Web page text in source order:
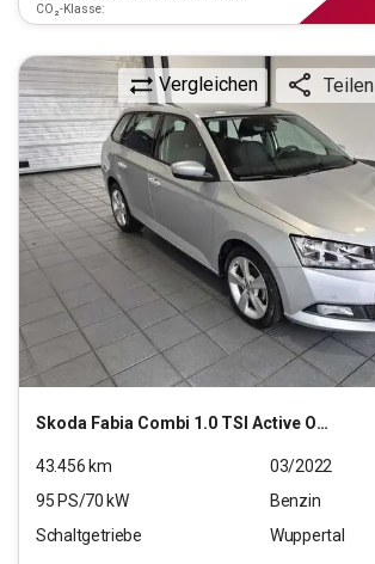
CO₂-Klasse:
Skoda Fabia Combi 1.0 TSI Active OPF (EURO 6d)
Vergleichen Teilen
43.456 km
03/2022
95 PS/70 kW
Benzin
Schaltgetriebe
Wuppertal